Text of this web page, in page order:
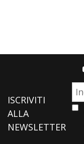
ISCRIVITI
ALLA
NEWSLETTER